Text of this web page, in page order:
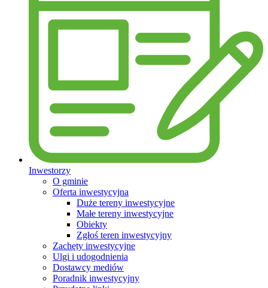
Inwestorzy
O gminie
Oferta inwestycyjna
Duże tereny inwestycyjne
Małe tereny inwestycyjne
Obiekty
Zgłoś teren inwestycyjny
Zachęty inwestycyjne
Ulgi i udogodnienia
Dostawcy mediów
Poradnik inwestycyjny